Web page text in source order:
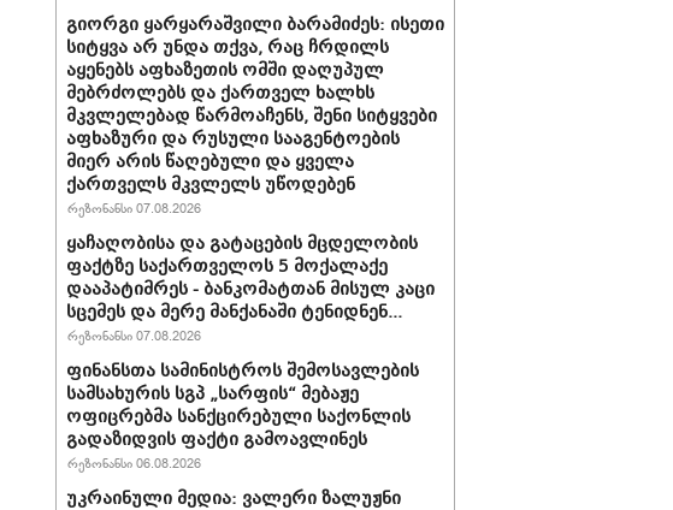
გიორგი ყარყარაშვილი ბარამიძეს: ისეთი
სიტყვა არ უნდა თქვა, რაც ჩრდილს
აყენებს აფხაზეთის ომში დაღუპულ
მებრძოლებს და ქართველ ხალხს
მკვლელებად წარმოაჩენს, შენი სიტყვები
აფხაზური და რუსული სააგენტოების
მიერ არის წაღებული და ყველა
ქართველს მკვლელს უწოდებენ
რეზონანსი 07.08.2026
ყაჩაღობისა და გატაცების მცდელობის
ფაქტზე საქართველოს 5 მოქალაქე
დააპატიმრეს - ბანკომატთან მისულ კაცი
სცემეს და მერე მანქანაში ტენიდნენ...
რეზონანსი 07.08.2026
ფინანსთა სამინისტროს შემოსავლების
სამსახურის სგპ „სარფის“ მებაჟე
ოფიცრებმა სანქცირებული საქონლის
გადაზიდვის ფაქტი გამოავლინეს
რეზონანსი 06.08.2026
უკრაინული მედია: ვალერი ზალუჟნი